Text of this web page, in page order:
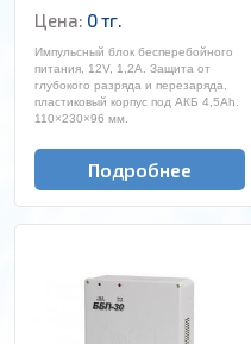
Цена: 0 тг.
Импульсный блок бесперебойного
питания, 12V, 1,2А. Защита от
глубокого разряда и перезаряда,
пластиковый корпус под АКБ 4,5Ah.
110×230×96 мм.
Подробнее